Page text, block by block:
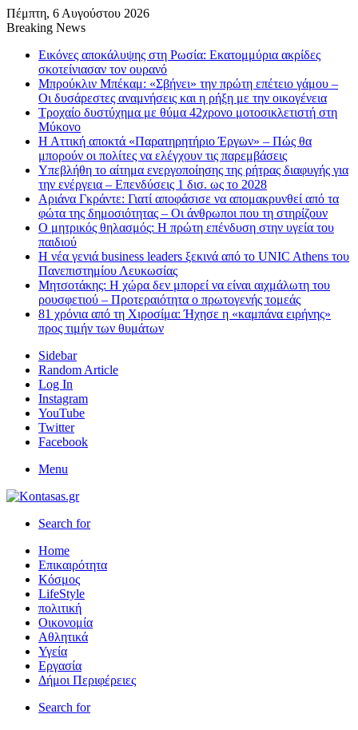
Πέμπτη, 6 Αυγούστου 2026
Breaking News
Εικόνες αποκάλυψης στη Ρωσία: Εκατομμύρια ακρίδες
σκοτείνιασαν τον ουρανό
Μπρούκλιν Μπέκαμ: «Σβήνει» την πρώτη επέτειο γάμου –
Οι δυσάρεστες αναμνήσεις και η ρήξη με την οικογένεια
Τροχαίο δυστύχημα με θύμα 42χρονο μοτοσικλετιστή στη
Μύκονο
Η Αττική αποκτά «Παρατηρητήριο Έργων» – Πώς θα
μπορούν οι πολίτες να ελέγχουν τις παρεμβάσεις
Υπεβλήθη το αίτημα ενεργοποίησης της ρήτρας διαφυγής για
την ενέργεια – Επενδύσεις 1 δισ. ως το 2028
Αριάνα Γκράντε: Γιατί αποφάσισε να απομακρυνθεί από τα
φώτα της δημοσιότητας – Οι άνθρωποι που τη στηρίζουν
Ο μητρικός θηλασμός: Η πρώτη επένδυση στην υγεία του
παιδιού
Η νέα γενιά business leaders ξεκινά από το UNIC Athens του
Πανεπιστημίου Λευκωσίας
Μητσοτάκης: Η χώρα δεν μπορεί να είναι αιχμάλωτη του
ρουσφετιού – Προτεραιότητα ο πρωτογενής τομεάς
81 χρόνια από τη Χιροσίμα: Ήχησε η «καμπάνα ειρήνης»
προς τιμήν των θυμάτων
Sidebar
Random Article
Log In
Instagram
YouTube
Twitter
Facebook
Menu
Search for
Home
Επικαιρότητα
Κόσμος
LifeStyle
πολιτική
Οικονομία
Αθλητικά
Υγεία
Εργασία
Δήμοι Περιφέρειες
Search for